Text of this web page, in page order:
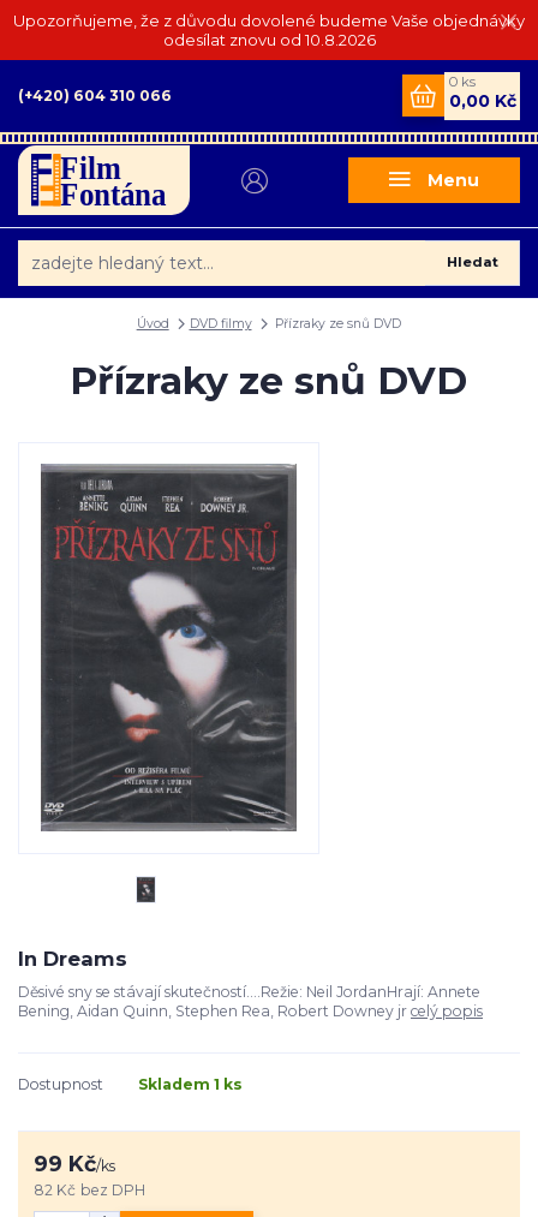
Upozorňujeme, že z důvodu dovolené budeme Vaše objednávky
odesílat znovu od 10.8.2026
Menu
Hledat
(+420) 604 310 066
0 ks
0,00 Kč
Úvod DVD filmy Přízraky ze snů DVD
Přízraky ze snů DVD
In Dreams
Děsivé sny se stávají skutečností….Režie: Neil JordanHrají: Annete
Bening, Aidan Quinn, Stephen Rea, Robert Downey jr celý popis
Dostupnost Skladem 1 ks
99 Kč/ks
82 Kč bez DPH